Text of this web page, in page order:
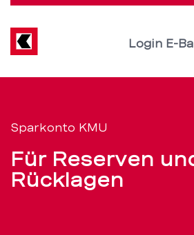
KMU
für
Firmen
Direkt
Inhalt
Login E-
Sparkonto KMU
Für Reserven
Rücklagen